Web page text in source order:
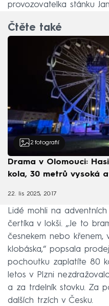
provozovatelka stánku
Čtěte také
2 fotografií
Drama v Olomouci:
kola, 30 metrů vysoká
22. lis 2025, 20:17
Lidé mohli na
čertíka v lokši. „Je to
česnekem nebo
klobáska,“ popsala
pochoutku zaplatíte 80
letos v Plzni
a za trdelník stovku. Za
dalších trzích v Česku.